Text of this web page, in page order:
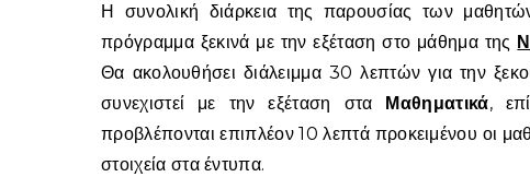
Η συνολική διάρκεια της παρουσίας των
πρόγραμμα ξεκινά με την εξέταση στο μάθημα της
Θα ακολουθήσει διάλειμμα 30 λεπτών για την
συνεχιστεί με την εξέταση στα Μαθηματικά,
προβλέπονται επιπλέον 10 λεπτά προκειμένου οι
στοιχεία στα έντυπα.